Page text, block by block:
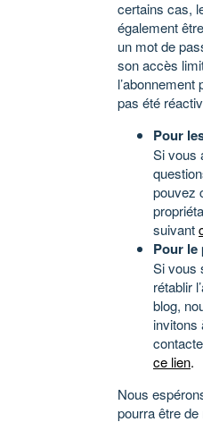
certains cas,
également
un mot de
son accès
l’abonnement
pas été
Pour
Si vous
pouvez
suivant
Pour le
Si vous
rétablir
blog,
invitons
ce lien.
Nous
pourra être de